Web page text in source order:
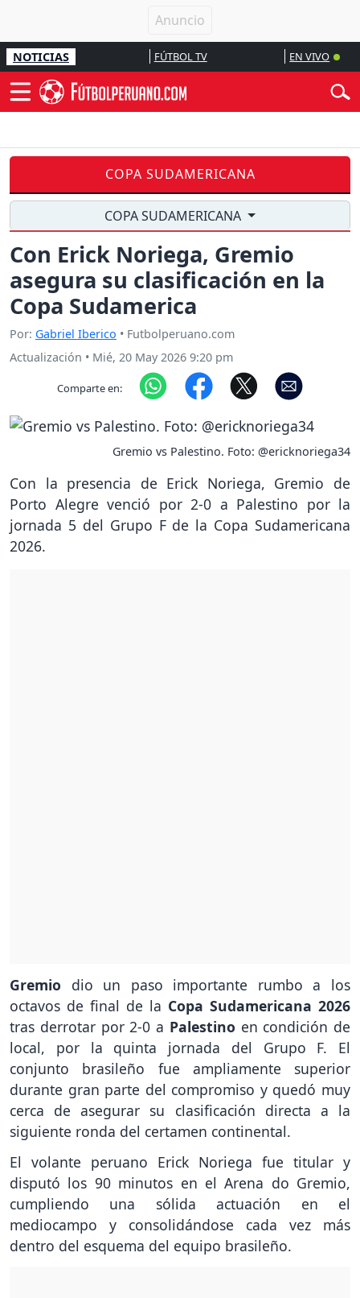
NOTICIAS FÚTBOL TV EN VIVO
COPA SUDAMERICANA
COPA SUDAMERICANA
Con Erick Noriega, Gremio
asegura su clasificación en la
Copa Sudamerica
Por: Gabriel Iberico • Futbolperuano.com
Actualización • Mié, 20 May 2026 9:20 pm
Comparte en:
Gremio vs Palestino. Foto: @ericknoriega34
Con la presencia de Erick Noriega, Gremio de
Porto Alegre venció por 2-0 a Palestino por la
jornada 5 del Grupo F de la Copa Sudamericana
2026.
Gremio dio un paso importante rumbo a los
octavos de final de la Copa Sudamericana 2026
tras derrotar por 2-0 a Palestino en condición de
local, por la quinta jornada del Grupo F. El
conjunto brasileño fue ampliamente superior
durante gran parte del compromiso y quedó muy
cerca de asegurar su clasificación directa a la
siguiente ronda del certamen continental.
El volante peruano Erick Noriega fue titular y
disputó los 90 minutos en el Arena do Gremio,
cumpliendo una sólida actuación en el
mediocampo y consolidándose cada vez más
dentro del esquema del equipo brasileño.